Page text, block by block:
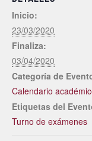
Inicio:
23/03/2020
Finaliza:
03/04/2020
Categoría de
Calendario
Etiquetas del
Turno de exámenes